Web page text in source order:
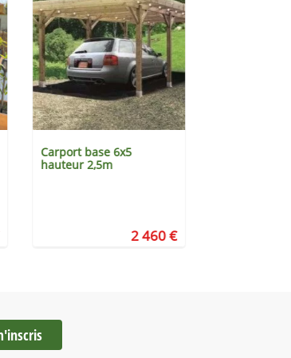
Carport base 6x5
hauteur 2,5m
2 460 €